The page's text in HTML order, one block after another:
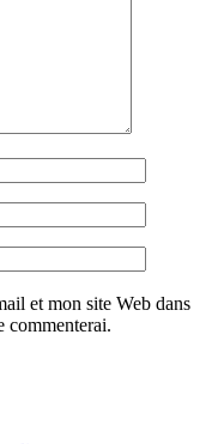
et mon site Web dans
commenterai.